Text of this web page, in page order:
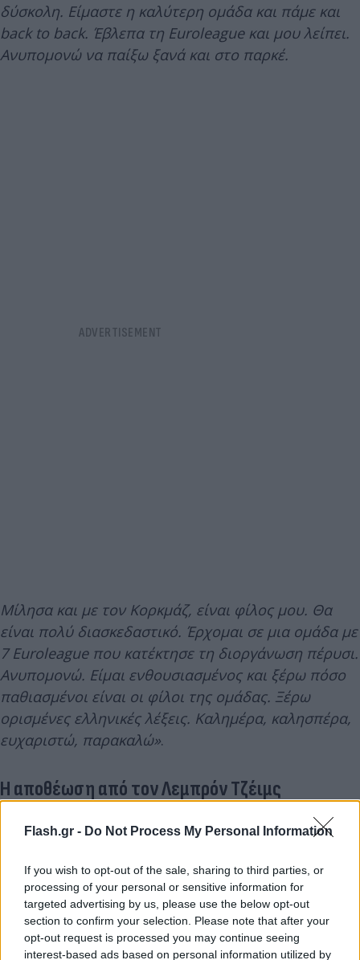
Flash.gr - Do Not Process My Personal Information
If you wish to opt-out of the sale, sharing to third parties, or
processing of your personal or sensitive information for
targeted advertising by us, please use the below opt-out
section to confirm your selection. Please note that after your
opt-out request is processed you may continue seeing
interest-based ads based on personal information utilized by
δύσκολη. Είμαστε η καλύτερη ομάδα και πάμε και
back to back. Έβλεπα τη Εuroleague και μου λείπει.
Ανυπομονώ να παίξω ξανά και στο παρκέ.
Μίλησα και με τον Κορκμάζ, είναι φίλος μου. Θα
είναι πολύ διασκεδαστικό. Έρχομαι σε μια ομάδα με
7 Euroleague που κατέκτησε τη διοργάνωση πέρυσι.
Ανυπομονώ. Είμαι ενθουσιασμένος και ξέρω πόσο
παθιασμένοι είναι οι φίλοι της ομάδας. Ξέρω
ορισμένες ελληνικές λέξεις. Καλημέρα, καλησπέρα,
ευχαριστώ, παρακαλώ».
Η αποθέωση από τον Λεμπρόν Τζέιμς
Το 2019, ο ΛεΜπρόν Τζέιμςείχε μιλήσει με τα
Ο «Βασιλιάς» ήταν στην ίδια ομάδα με τον 29χρονο
νυν παίκτη του Εργκίν Αταμάν, κατά την διάρκεια
της τελευταίας του χρονιάς (2017/18) στους
Κλίβελαντ Καβαλίερς. Ο τετράκις πρωταθλητής
NBA είχε αναφέρει πως ο Οσμάν ήταν ένας από